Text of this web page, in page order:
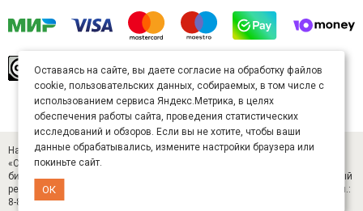
произведение доступно полицензии Creative
Commons «Attribution» («Атрибуция») 4.0
Непортированная.
Карта сайта
Научный журнал «Студенческий» (ISSN 2541-9412). Издатель — ООО
«СибАК» (ИНН 5402054157). Размещается в Научной электронной
библиотеке eLIBRARY.RU (договор № 445-11/2019 от 05.11.2019). Главный
редактор — Старченко И. Б., д-р техн. наук. E-mail: student@sibac.info, тел.:
8-800-350-22-65.
Оставаясь на сайте, вы даете согласие на обработку файлов
cookie, пользовательских данных, собираемых, в том числе с
использованием сервиса Яндекс.Метрика, в целях
обеспечения работы сайта, проведения статистических
исследований и обзоров. Если вы не хотите, чтобы ваши
данные обрабатывались, измените настройки браузера или
покиньте сайт.
ОК